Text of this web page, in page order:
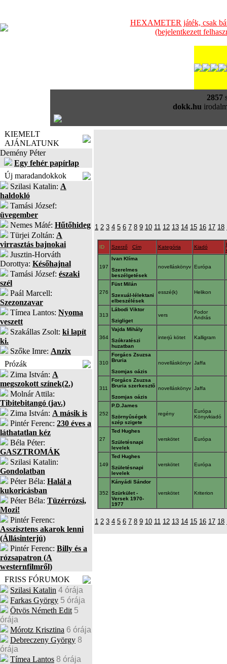
HEXAMETER játék, csak
(bejelentkezett
2857
dokk.hu
KIEMELT
AJÁNLATUNK
Demény Péter
Egy fehér papírlap
Új maradandokkok
Szilasi Katalin: A
haldokló
Tamási József:
üvegember
Nemes Máté: Hűtőhideg
Türjei Zoltán: A
virrasztás bajnokai
Jusztin-Horváth
Dorottya: Későhajnal
Tamási József: északi
szél
Paál Marcell:
Szezonzavar
Tímea Lantos: Nyoma
veszett
Szakállas Zsolt: ki lapít
ki.
Szőke Imre: Anzix
Prózák
Zima István: A
megszokott színek(2.)
Molnár Attila:
Tibitebitangó (jav.)
Zima István: A másik is
Pintér Ferenc: 230 éves a
láthatatlan kéz
Béla Péter:
GASZTROMÁK
Szilasi Katalin:
Gondolatban
Péter Béla: Halál a
kukoricásban
Péter Béla: Tüzérrózsi,
Mozi!
Pintér Ferenc:
Asszisztens akarok lenni
(Állásinterjú)
Pintér Ferenc: Billy és a
rózsapatron (A
westernfilmről)
FRISS FÓRUMOK
Szilasi Katalin 4 órája
Farkas György 5 órája
Ötvös Németh Edit 5
órája
Mórotz Krisztina 6 órája
Debreczeny György 8
órája
Tímea Lantos 8 órája
1 2 3 4 5 6 7 8 9 10 11 12 13 14 15 16 17 18
ID Szerző Cím Kategória Kiadó
197
Ivan Klíma
Szerelmes
beszélgetések
novelláskönyv Európa
276
Füst Milán
Szexuál-lélektani
elbeszélések
esszé(k) Helikon
313
Lábodi Viktor
Szigliget
vers
Fodor
András
364
Vajda Mihály
Szókratészi
huzatban
interjú kötet Kalligram
310
Forgács Zsuzsa
Bruria
Szomjas oázis
novelláskönyv Jaffa
311
Forgács Zsuzsa
Bruria szerkesztõ
Szomjas oázis
novelláskönyv Jaffa
252
P.D.James
Szörnyûségek
szép szigete
regény
Európa
Könyvkiadó
27
Ted Hughes
Születésnapi
levelek
verskötet Európa
149
Ted Hughes
Születésnapi
levelek
verskötet Európa
352
Kányádi Sándor
Szürkület -
Versek 1970-
1977
verskötet Kriterion
1 2 3 4 5 6 7 8 9 10 11 12 13 14 15 16 17 18